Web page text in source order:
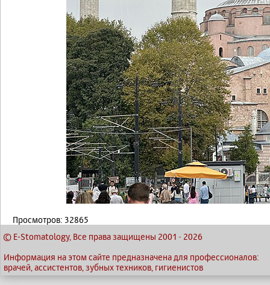
Просмотров: 32865
© E-Stomatology, Все права защищены 2001 - 2026
Информация на этом сайте предназначена для профессионалов:
врачей, ассистентов, зубных техников, гигиенистов